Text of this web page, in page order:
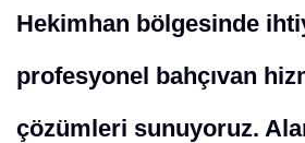
Hekimhan bölgesinde
profesyonel bahçıvan
çözümleri sunuyoruz.